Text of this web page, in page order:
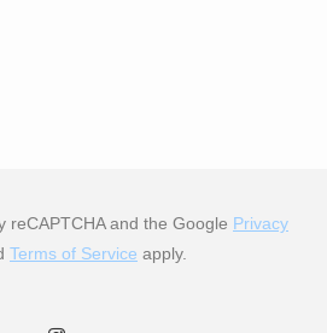
reCAPTCHA and the Google Privacy
Terms of Service apply.